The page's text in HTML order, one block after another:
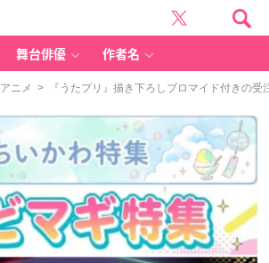
舞台俳優 作者名
アニメ > 『うたプリ』描き下ろしブロマイド付きの受